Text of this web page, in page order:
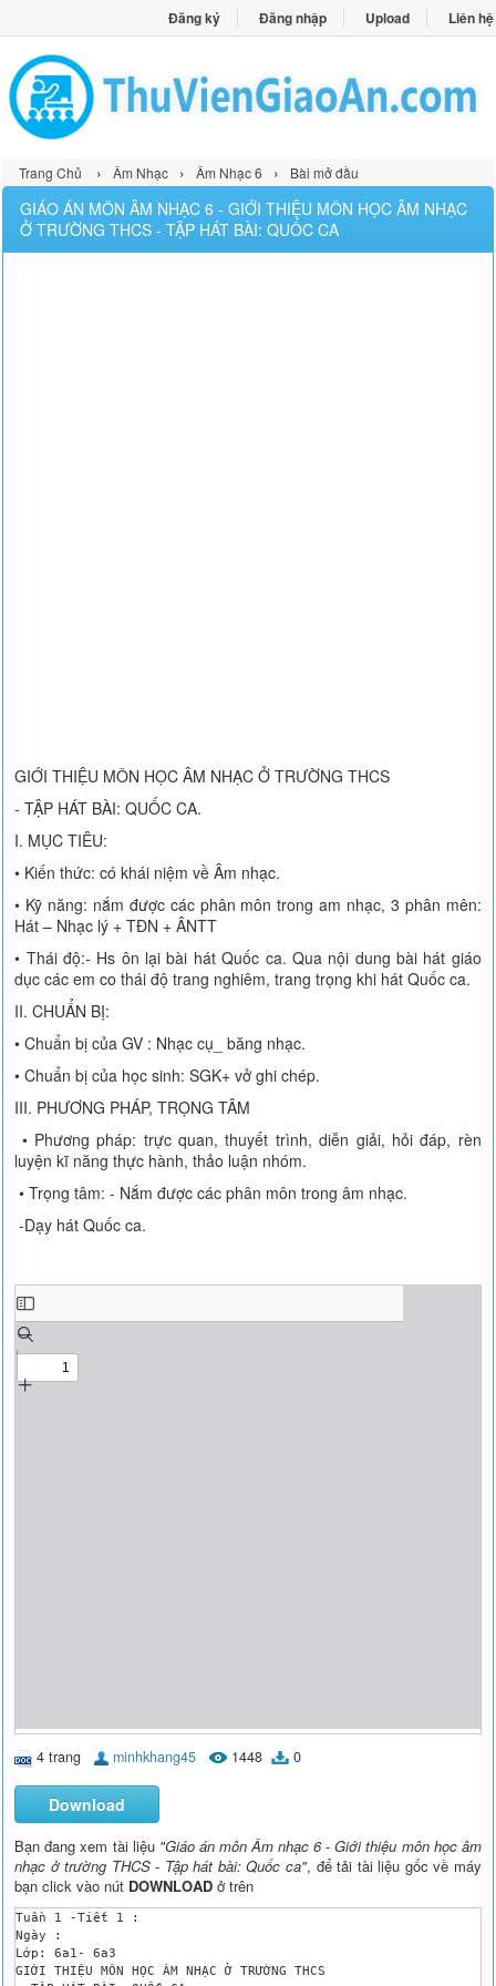
Đăng ký Đăng nhập Upload Liên hệ
Trang Chủ › Âm Nhạc › Âm Nhạc 6 › Bài mở đầu
GIÁO ÁN MÔN ÂM NHẠC 6 - GIỚI THIỆU MÔN HỌC ÂM NHẠC
Ở TRƯỜNG THCS - TẬP HÁT BÀI: QUỐC CA
GIỚI THIỆU MÔN HỌC ÂM NHẠC Ở TRƯỜNG THCS
- TẬP HÁT BÀI: QUỐC CA.
I. MỤC TIÊU:
• Kiến thức: có khái niệm về Âm nhạc.
• Kỹ năng: nắm được các phân môn trong am nhạc, 3 phân mên:
Hát – Nhạc lý + TĐN + ÂNTT
• Thái độ:- Hs ôn lại bài hát Quốc ca. Qua nội dung bài hát giáo
dục các em co thái độ trang nghiêm, trang trọng khi hát Quốc ca.
II. CHUẨN BỊ:
• Chuẩn bị của GV : Nhạc cụ_ băng nhạc.
• Chuẩn bị của học sinh: SGK+ vở ghi chép.
III. PHƯƠNG PHÁP, TRỌNG TÂM
• Phương pháp: trực quan, thuyết trình, diễn giải, hỏi đáp, rèn
luyện kĩ năng thực hành, thảo luận nhóm.
• Trọng tâm: - Nắm được các phân môn trong âm nhạc.
-Dạy hát Quốc ca.
4 trang minhkhang45 1448 0
Download
Bạn đang xem tài liệu "Giáo án môn Âm nhạc 6 - Giới thiệu môn học âm
nhạc ở trường THCS - Tập hát bài: Quốc ca", để tải tài liệu gốc về máy
bạn click vào nút DOWNLOAD ở trên
Tuần 1 -Tiết 1 :
Ngày :
Lớp: 6a1- 6a3
GIỚI THIỆU MÔN HỌC ÂM NHẠC Ở TRƯỜNG THCS